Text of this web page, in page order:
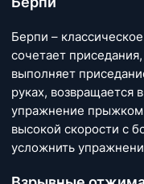
Берпи –
сочетает
выполняет
руках, возвращается
упражнение
высокой скорости с
усложнить